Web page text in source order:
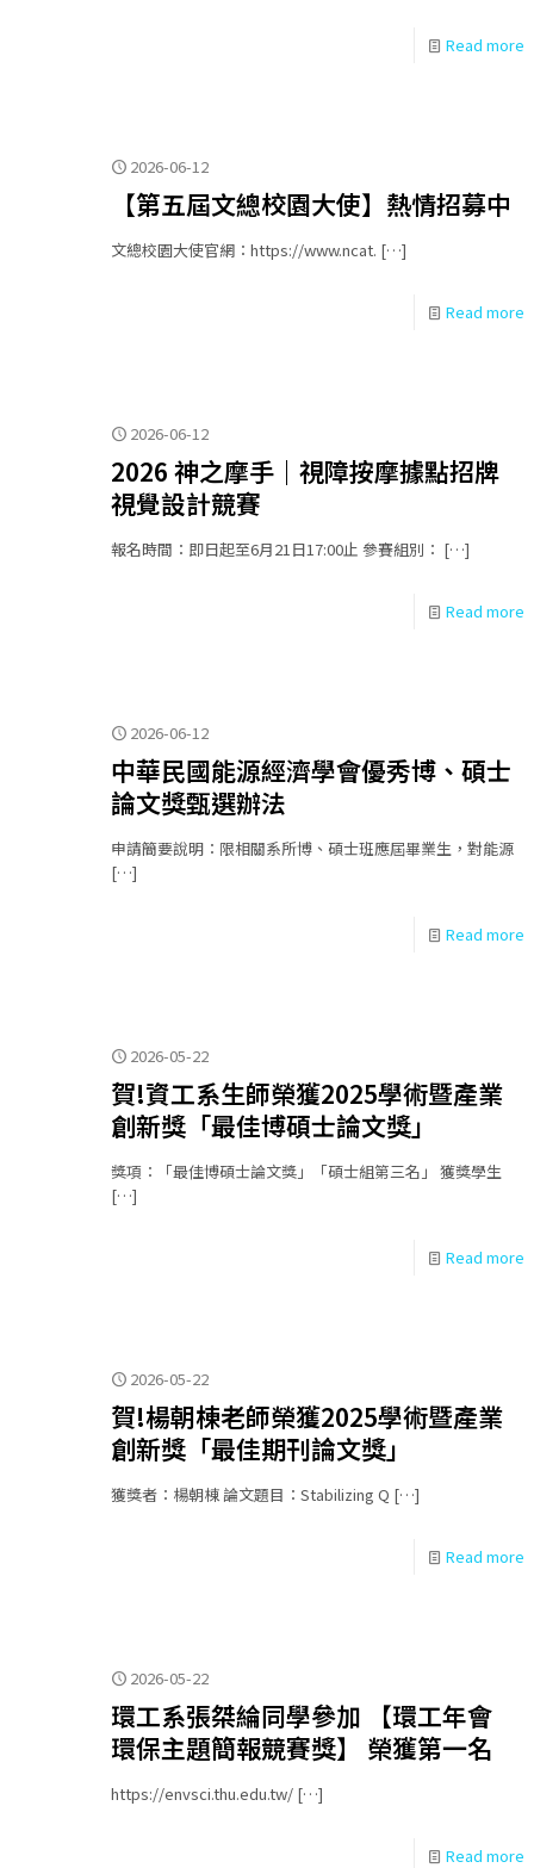
Read more
2026-06-12
【第五屆文總校園大使】熱情招募中
文總校園大使官網：https://www.ncat. […]
Read more
2026-06-12
2026 神之摩手｜視障按摩據點招牌
視覺設計競賽
報名時間：即日起至6月21日17:00止 參賽組別： […]
Read more
2026-06-12
中華民國能源經濟學會優秀博、碩士
論文獎甄選辦法
申請簡要說明：限相關系所博、碩士班應屆畢業生，對能源
[…]
Read more
2026-05-22
賀!資工系生師榮獲2025學術暨產業
創新獎「最佳博碩士論文獎」
獎項：「最佳博碩士論文獎」「碩士組第三名」 獲獎學生
[…]
Read more
2026-05-22
賀!楊朝棟老師榮獲2025學術暨產業
創新獎「最佳期刊論文獎」
獲獎者：楊朝棟 論文題目：Stabilizing Q […]
Read more
2026-05-22
環工系張桀綸同學參加 【環工年會
環保主題簡報競賽獎】 榮獲第一名
https://envsci.thu.edu.tw/ […]
Read more